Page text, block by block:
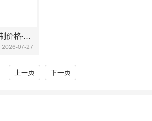
南昌环保全屋定制价格-江西尚宅尚品
2026-07-27
上一页 下一页